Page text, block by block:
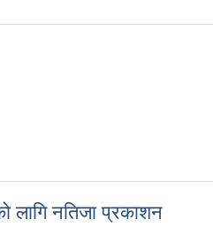
लागि नतिजा प्रकाशन